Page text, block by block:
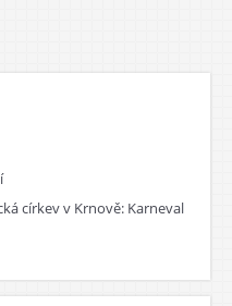
církev v Krnově: Karneval